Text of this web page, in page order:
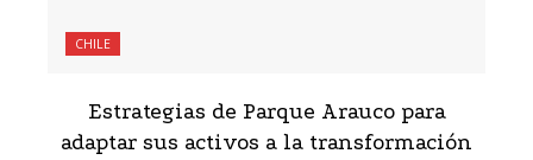
CHILE
Estrategias de Parque Arauco para
adaptar sus activos a la transformación